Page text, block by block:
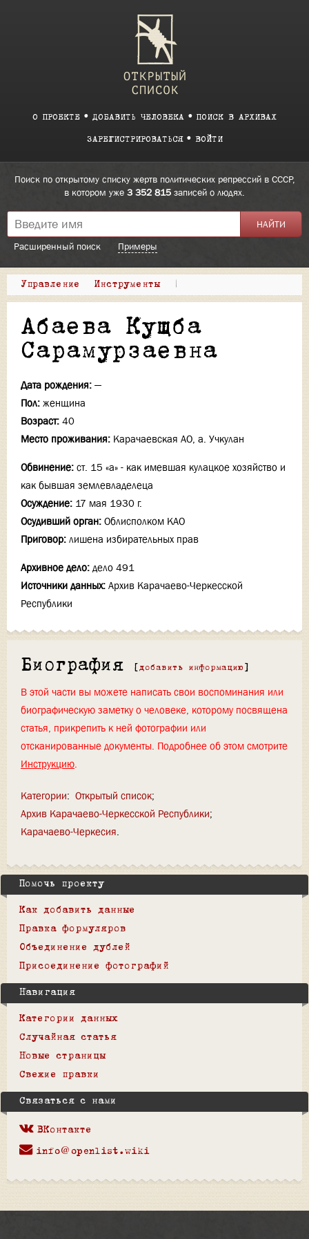
О ПРОЕКТЕ ДОБАВИТЬ ЧЕЛОВЕКА ПОИСК В АРХИВАХ
ЗАРЕГИСТРИРОВАТЬСЯ ВОЙТИ
Поиск по открытому списку жертв политических репрессий в СССР,
в котором уже 3 352 815 записей о людях.
Расширенный поиск Примеры
Управление Инструменты |
Абаева Кущба
Сарамурзаевна
Дата рождения: —
Пол: женщина
Возраст: 40
Место проживания: Карачаевская АО, а. Учкулан
Обвинение: ст. 15 «а» - как имевшая кулацкое хозяйство и
как бывшая землевладелеца
Осуждение: 17 мая 1930 г.
Осудивший орган: Облисполком КАО
Приговор: лишена избирательных прав
Архивное дело: дело 491
Источники данных: Архив Карачаево-Черкесской
Республики
Биография [ добавить информацию ]
В этой части вы можете написать свои воспоминания или
биографическую заметку о человеке, которому посвящена
статья, прикрепить к ней фотографии или
отсканированные документы. Подробнее об этом смотрите
Инструкцию.
Категории: Открытый список
Архив Карачаево-Черкесской Республики
Карачаево-Черкесия
Помочь проекту
Как добавить данные
Правка формуляров
Объединение дублей
Присоединение фотографий
Навигация
Категории данных
Случайная статья
Новые страницы
Свежие правки
Связаться с нами
ВКонтакте
info@openlist.wiki